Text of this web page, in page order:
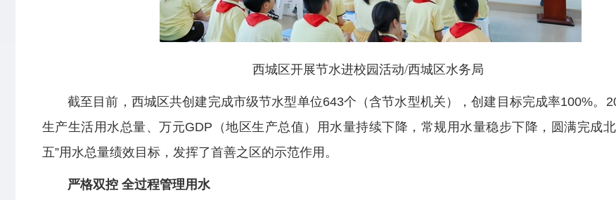
西城区开展节水进校园活动/西城区水务局
截至目前，西城区共创建完成市级节水型单位643个（含节水型机关），创建目标完成率100%。
生产生活用水总量、万元GDP（地区生产总值）用水量持续下降，常规用水量稳步下降，圆满完成北
五”用水总量绩效目标，发挥了首善之区的示范作用。
严格双控 全过程管理用水